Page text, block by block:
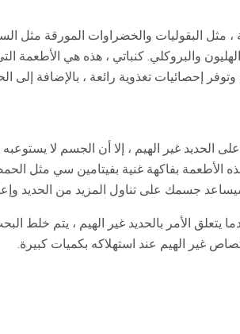
، مثل البقوليات والخضراوات المورقة مثل
الهليون والبروكلي. كنباتي ، هذه هي
إحصائيات تغذوية رائعة ، بالإضافة إلى
الحديد غير الهيم ، إلا أن الجسم لا
بفاكهة غنية بفيتامين سي مثل
جسمك على تناول المزيد من الحديد
الأمر بالحديد غير الهيم ، يتم خلط
غير الهيم عند استهلاكه بكميات كبيرة.